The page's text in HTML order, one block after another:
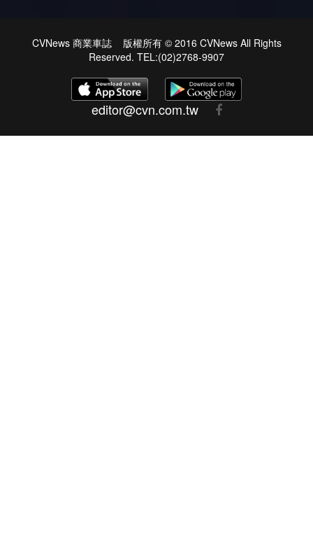
CVNews 商業車誌 版權所有 © 2016 CVNews All Rights
Reserved. TEL:(02)2768-9907
editor@cvn.com.tw